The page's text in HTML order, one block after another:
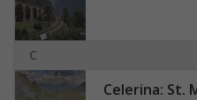
C
Celerina: St.